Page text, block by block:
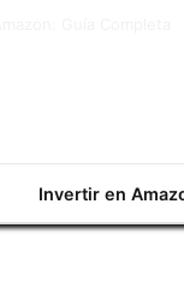
Invertir en